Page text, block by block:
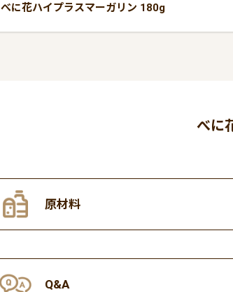
べに花ハイプラスマーガリン 180g
べに
原材料
Q&A